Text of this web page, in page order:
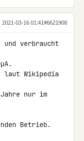
2021-03-16 01:41#6621908
und verbraucht
laut Wikipedia
nur im
Betrieb.